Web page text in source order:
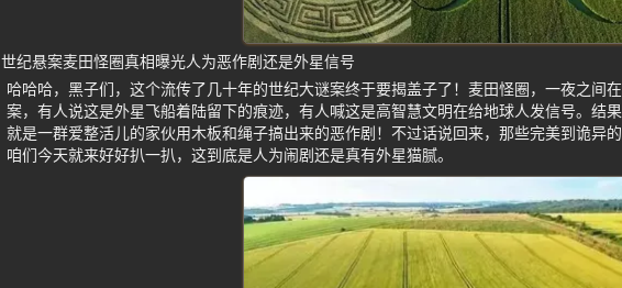
世纪悬案麦田怪圈真相曝光人为恶作剧还是外星信号
哈哈哈，黑子们，这个流传了几十年的世纪大谜案终于要揭盖子了！麦田怪圈，一夜之间
案，有人说这是外星飞船着陆留下的痕迹，有人喊这是高智慧文明在给地球人发信号。结
就是一群爱整活儿的家伙用木板和绳子搞出来的恶作剧！不过话说回来，那些完美到诡异
咱们今天就来好好扒一扒，这到底是人为闹剧还是真有外星猫腻。